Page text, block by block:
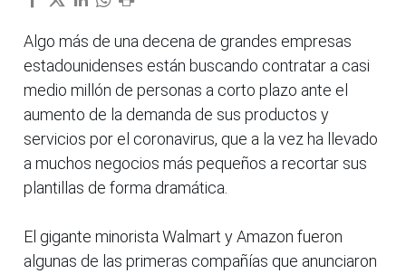
Algo más de una decena de grandes empresas
estadounidenses están buscando contratar a casi
medio millón de personas a corto plazo ante el
aumento de la demanda de sus productos y
servicios por el coronavirus, que a la vez ha llevado
a muchos negocios más pequeños a recortar sus
plantillas de forma dramática.
El gigante minorista Walmart y Amazon fueron
algunas de las primeras compañías que anunciaron